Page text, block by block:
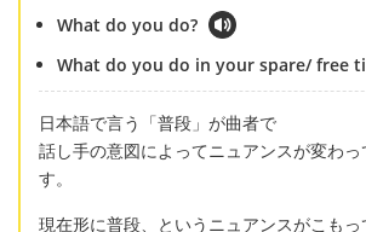
What do you do?
What do you do in your spare/ free
日本語で言う「普段」が曲者で
話し手の意図によってニュアンスが変わっ
す。
現在形に普段、というニュアンスがこも